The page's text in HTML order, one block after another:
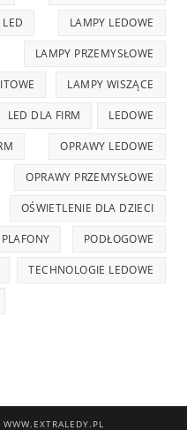
LAMPY LEDOWE
LAMPY PRZEMYSŁOWE
LAMPY WISZĄCE
LED DLA FIRM LEDOWE
OPRAWY LEDOWE
OPRAWY PRZEMYSŁOWE
OŚWIETLENIE DLA DZIECI
PLAFONY PODŁOGOWE
TECHNOLOGIE LEDOWE
WWW.EXTRALEDY.PL